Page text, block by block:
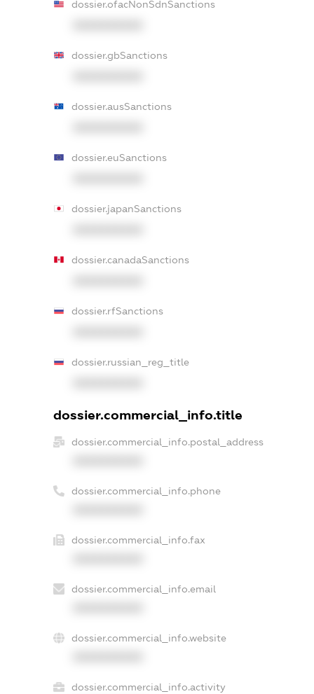
dossier.ofacNonSdnSanctions
dossier.gbSanctions
dossier.ausSanctions
dossier.euSanctions
dossier.japanSanctions
dossier.canadaSanctions
dossier.rfSanctions
dossier.russian_reg_title
dossier.commercial_info.title
dossier.commercial_info.postal_address
dossier.commercial_info.phone
dossier.commercial_info.fax
dossier.commercial_info.email
dossier.commercial_info.website
dossier.commercial_info.activity